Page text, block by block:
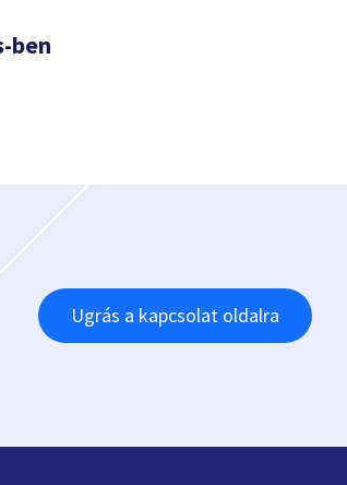
ben
Ugrás a kapcsolat oldalra